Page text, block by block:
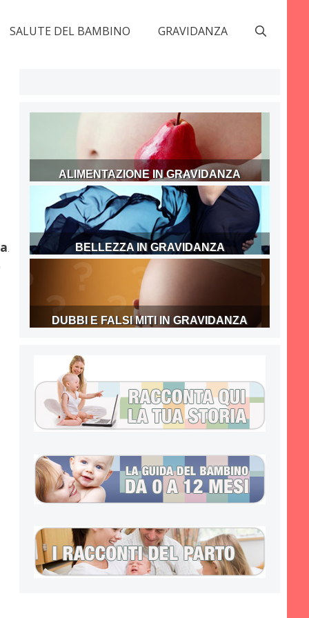
SALUTE DEL BAMBINO GRAVIDANZA
.
ALIMENTAZIONE IN GRAVIDANZA
BELLEZZA IN GRAVIDANZA
DUBBI E FALSI MITI IN GRAVIDANZA